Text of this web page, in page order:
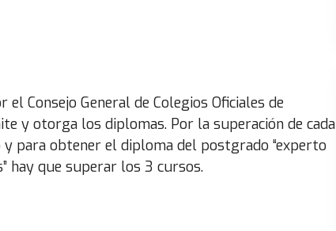
Consejo General de Colegios Oficiales de
y otorga los diplomas. Por la superación de cada
para obtener el diploma del postgrado “experto
hay que superar los 3 cursos.